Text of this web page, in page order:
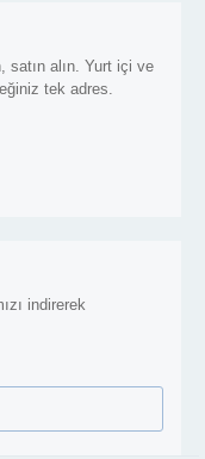
satın alın. Yurt içi ve
tek adres.
indirerek